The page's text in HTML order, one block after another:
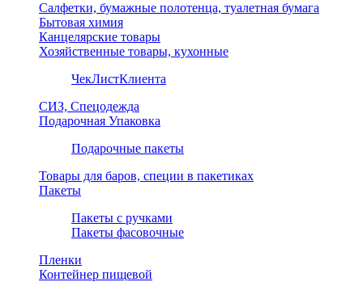
Салфетки, бумажные полотенца, туалетная бумага
Бытовая химия
Канцелярские товары
Хозяйственные товары, кухонные
ЧекЛистКлиента
СИЗ, Спецодежда
Подарочная Упаковка
Подарочные пакеты
Товары для баров, специи в пакетиках
Пакеты
Пакеты с ручками
Пакеты фасовочные
Пленки
Контейнер пищевой